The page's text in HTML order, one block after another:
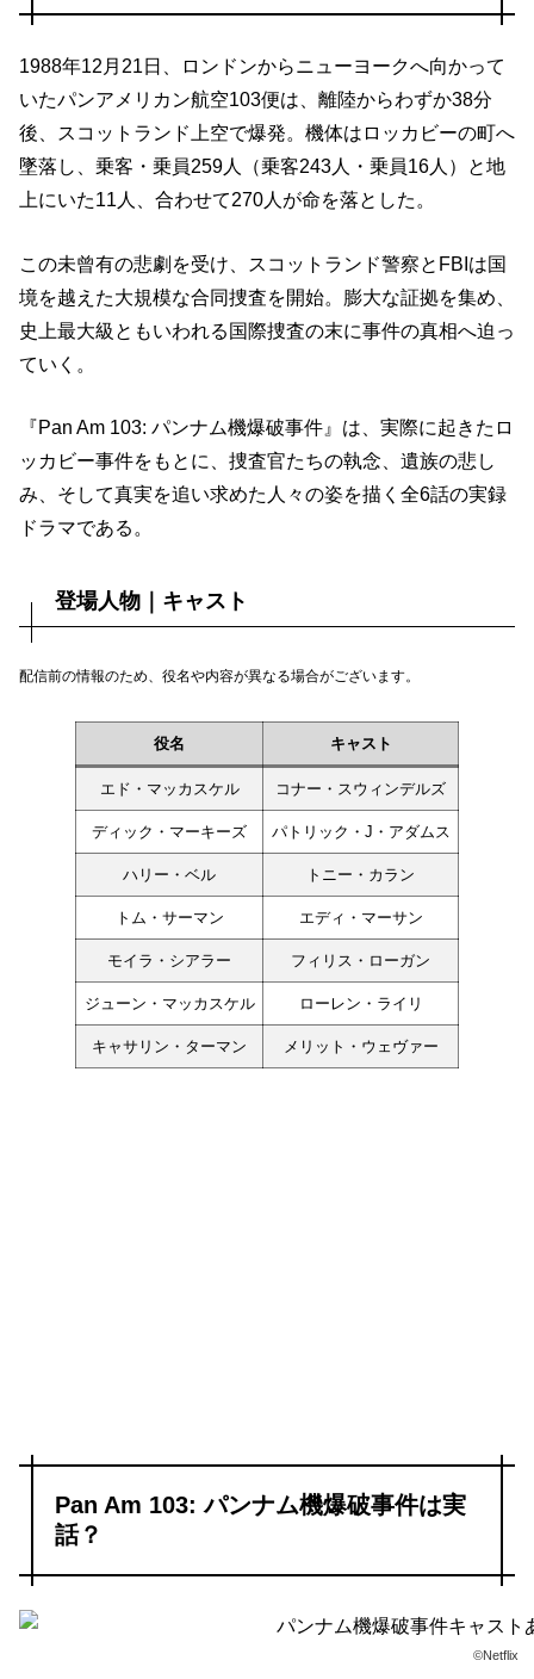
1988年12月21日、ロンドンからニューヨークへ向かって
いたパンアメリカン航空103便は、離陸からわずか38分
後、スコットランド上空で爆発。機体はロッカビーの町へ
墜落し、乗客・乗員259人（乗客243人・乗員16人）と地
上にいた11人、合わせて270人が命を落とした。
この未曾有の悲劇を受け、スコットランド警察とFBIは国
境を越えた大規模な合同捜査を開始。膨大な証拠を集め、
史上最大級ともいわれる国際捜査の末に事件の真相へ迫っ
ていく。
『Pan Am 103: パンナム機爆破事件』は、実際に起きたロ
ッカビー事件をもとに、捜査官たちの執念、遺族の悲し
み、そして真実を追い求めた人々の姿を描く全6話の実録
ドラマである。
登場人物｜キャスト
配信前の情報のため、役名や内容が異なる場合がございます。
役名 キャスト
エド・マッカスケル コナー・スウィンデルズ
ディック・マーキーズ パトリック・J・アダムス
ハリー・ベル トニー・カラン
トム・サーマン エディ・マーサン
モイラ・シアラー フィリス・ローガン
ジューン・マッカスケル ローレン・ライリ
キャサリン・ターマン メリット・ウェヴァー
Pan Am 103: パンナム機爆破事件は実
話？
©Netflix